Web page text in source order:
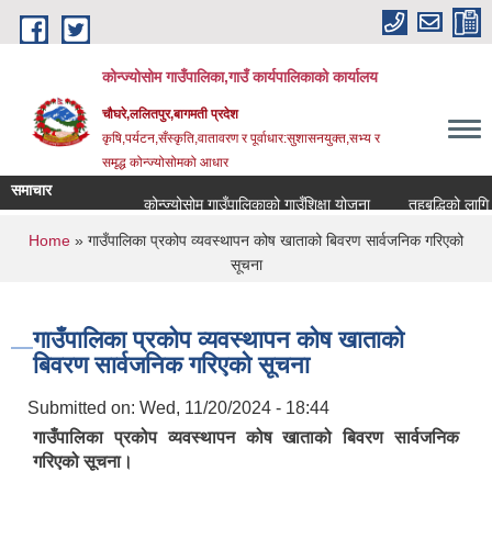
Skip to main content
कोन्ज्योसोम गाउँपालिका,गाउँ कार्यपालिकाको कार्यालय
चौघरे,ललितपुर,बागमती प्रदेश
कृषि,पर्यटन,सँस्कृति,वातावरण र पूर्वाधार:सुशासनयुक्त,सभ्य र
समृद्ध कोन्ज्योसोमको आधार
समाचार
कोन्ज्योसोम गाउँपालिकाको गाउँशिक्षा योजना
तहबृद्धिको लागि
You are here
Home » गाउँपालिका प्रकोप व्यवस्थापन कोष खाताको बिवरण सार्वजनिक गरिएको
सूचना
गाउँपालिका प्रकोप व्यवस्थापन कोष खाताको
बिवरण सार्वजनिक गरिएको सूचना
Submitted on: Wed, 11/20/2024 - 18:44
गाउँपालिका प्रकोप व्यवस्थापन कोष खाताको बिवरण सार्वजनिक
गरिएको सूचना।